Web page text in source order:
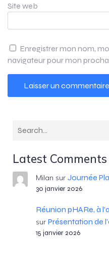
Site web
Enregistrer mon nom,
navigateur pour mon
Latest Comments
Milan sur Journée
30 janvier 2026
Réunion pHARe, à
sur Présentation de
15 janvier 2026